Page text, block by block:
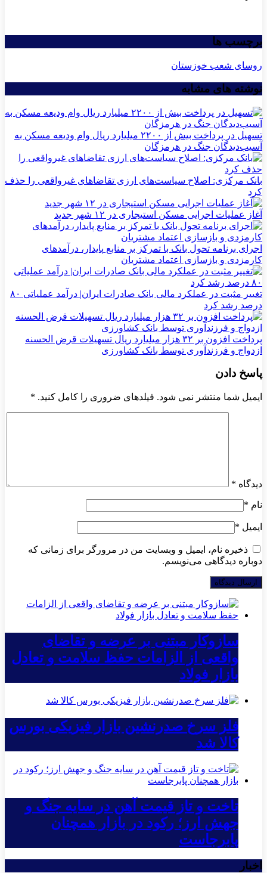
برچسب ها
روسای شعب خوزستان
نوشته های مشابه
تسهیل در پرداخت بیش از ۲۲۰۰ میلیارد ریال وام ودیعه مسکن به
آسیب‌دیدگان جنگ در هرمزگان
بانک مرکزی: اصلاح سیاست‌های ارزی تقاضاهای غیرواقعی را حذف
کرد
آغاز عملیات اجرایی مسکن استیجاری در ۱۲ شهر جدید
اجرای برنامه تحول بانک با تمرکز بر منابع پایدار، درآمدهای
کارمزدی و بازسازی اعتماد مشتریان
تغییر مثبت در عملکرد مالی بانک صادرات ایران| درآمد عملیاتی ۸۰
درصد رشد کرد
پرداخت افزون بر ۳۲ هزار میلیارد ریال تسهیلات قرض الحسنه
ازدواج و فرزندآوری توسط بانک کشاورزی
پاسخ دادن
ایمیل شما منتشر نمی شود. فیلدهای ضروری را کامل کنید. *
دیدگاه *
نام *
ایمیل *
ذخیره نام، ایمیل و وبسایت من در مرورگر برای زمانی که
دوباره دیدگاهی می‌نویسم.
سازوکار مبتنی بر عرضه و تقاضای
واقعی از الزامات حفظ سلامت و تعادل
بازار فولاد
فلز سرخ صدرنشین بازار فیزیکی بورس
کالا شد
تاخت و تاز قیمت آهن در سایه جنگ و
جهش ارز؛ رکود در بازار همچنان
پابرجاست
اخبار